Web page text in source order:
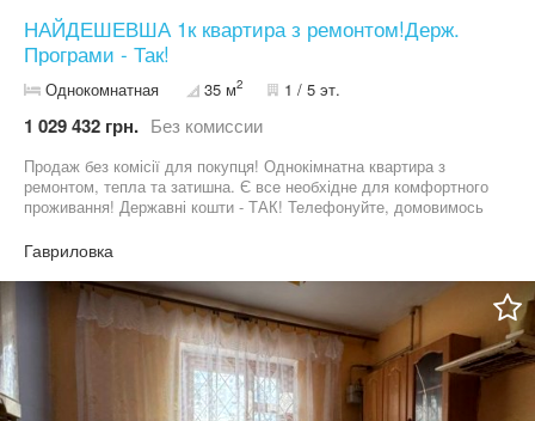
НАЙДЕШЕВША 1к квартира з ремонтом!Держ.
Програми - Так!
Однокомнатная 35 м2 1 / 5 эт.
1 029 432 грн. Без комиссии
Продаж без комісії для покупця! Однокімнатна квартира з
ремонтом, тепла та затишна. Є все необхідне для комфортного
проживання! Державні кошти - ТАК! Телефонуйте, домовимось
Гавриловка